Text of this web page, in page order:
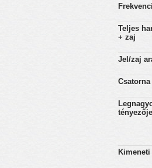
Teljes
+ zaj
Jel/zaj
tényezője